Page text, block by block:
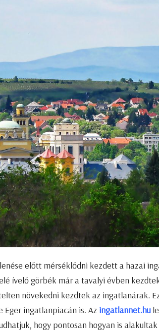
előtt mérséklődni kezdett a hazai
ívelő görbék már a tavalyi évben
növekedni kezdtek az ingatlanárak.
ingatlanpiacán is. Az ingatlannet.hu
hogy pontosan hogyan is